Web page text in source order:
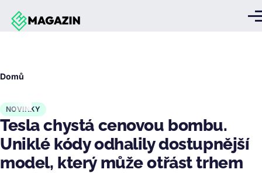
Přejít k hlavnímu obsahu
Domů
NOVINKY
Tesla chystá cenovou bombu.
Uniklé kódy odhalily dostupnější
model, který může otřást trhem